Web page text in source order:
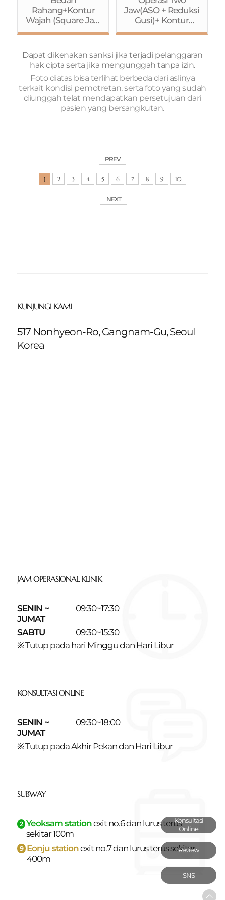
Ptosis dengan
Metode
Jahitan)+Rhinoplas
ty (Osteotomy)
Rahang+Kontur
Wajah (Square Jaw
Reduction
Rahang
Kotak)+Pengecilan
Tulang
Pipi+Genioplasty)+
Operasi Mata
(Koreksi Ptosis
dengan Metode
Jaw(ASO + Reduksi
Gusi)+ Kontur
Wajah(Reduksi
Pipi+Rahang
Kotak+Genioplasty)
+ Buccal Fat
Removal+Operasi
Mata (Metode
Jahitan+Koreksi
Ptosis)+Rhinoplast
Dapat dikenakan sanksi jika terjadi pelanggaran
hak cipta serta jika mengunggah tanpa izin.
Foto diatas bisa terlihat berbeda dari aslinya
terkait kondisi pemotretan, serta foto yang sudah
diunggah telat mendapatkan persetujuan dari
pasien yang bersangkutan.
PREV
1 2 3 4 5 6 7 8 9 10
NEXT
KUNJUNGI KAMI
517 Nonhyeon-Ro, Gangnam-Gu, Seoul
Korea
JAM OPERASIONAL KLINIK
SENIN ~
JUMAT
09:30~17:30
SABTU
09:30~15:30
※ Tutup pada hari Minggu dan Hari Libur
KONSULTASI ONLINE
SENIN ~
JUMAT
09:30~18:00
※ Tutup pada Akhir Pekan dan Hari Libur
SUBWAY
2 Yeoksam stationexit no.6 dan lurus terus
sekitar 100m
9 Eonju stationexit no.7 dan lurus terus sekitar
400m
Konsultasi
Online
Review
SNS